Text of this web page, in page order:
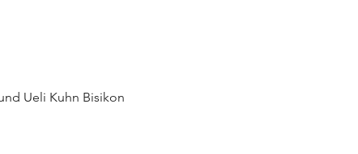
Ueli Kuhn Bisikon